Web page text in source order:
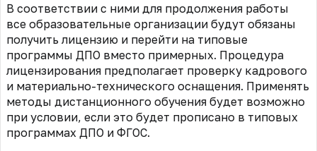
В соответствии с ними для продолжения работы
все образовательные организации будут обязаны
получить лицензию и перейти на типовые
программы ДПО вместо примерных. Процедура
лицензирования предполагает проверку кадрового
и материально-технического оснащения. Применять
методы дистанционного обучения будет возможно
при условии, если это будет прописано в типовых
программах ДПО и ФГОС.